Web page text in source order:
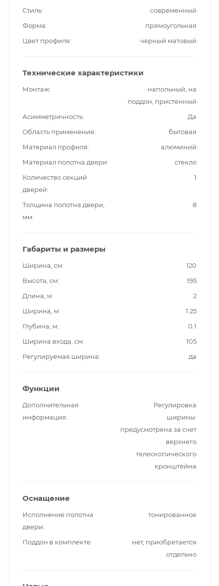
Стиль
современный
Форма
прямоугольная
Цвет профиля
черный матовый
Технические характеристики
Монтаж
напольный, на
поддон, пристенный
Асимметричность
Да
Область применения
бытовая
Материал профиля
алюминий
Материал полотна двери
стекло
Количество секций
дверей
1
Толщина полотна двери,
мм
8
Габариты и размеры
Ширина, см
120
Высота, см
195
Длина, м
2
Ширина, м
1.25
Глубина, м
0.1
Ширина входа, см
105
Регулируемая ширина
да
Функции
Дополнительная
информация
Регулировка
ширины:
предусмотрена за счет
верхнего
телескопического
кронштейна
Оснащение
Исполнение полотна
двери
тонированное
Поддон в комплекте
нет, приобретается
отдельно